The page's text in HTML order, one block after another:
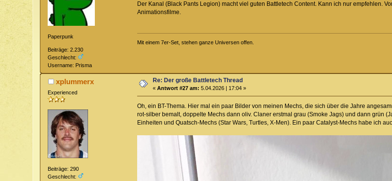
Paperpunk
Beiträge: 2.230
Geschlecht:
Username: Prisma
Der Kanal (Black Pants Legion) macht viel guten Battletech Content. Kann ich nur empfehlen.
Animationsfilme.
Mit einem 7er-Set, stehen ganze Universen offen.
xplummerx
Experienced
Beiträge: 290
Geschlecht:
Re: Der große Battletech Thread
«Antwort #27 am: 5.04.2026 | 17:04 »
Oh, ein BT-Thema. Hier mal ein paar Bilder von meinen Mechs, die sich über die Jahre
rot-silber bemalt, doppelte Mechs dann oliv. Claner erstmal grau (Smoke Jags) und dann grün
Einheiten und Quatsch-Mechs (Star Wars, Turtles, X-Men). Ein paar Catalyst-Mechs habe ich